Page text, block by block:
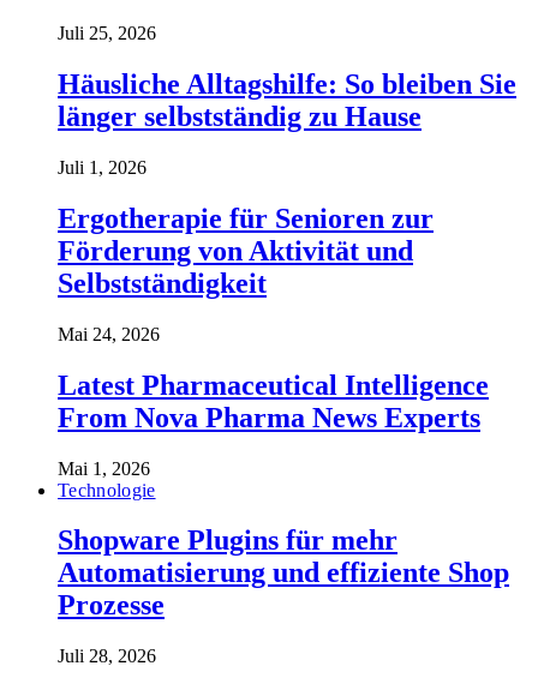
Juli 25, 2026
Häusliche Alltagshilfe: So bleiben Sie
länger selbstständig zu Hause
Juli 1, 2026
Ergotherapie für Senioren zur
Förderung von Aktivität und
Selbstständigkeit
Mai 24, 2026
Latest Pharmaceutical Intelligence
From Nova Pharma News Experts
Mai 1, 2026
Technologie
Shopware Plugins für mehr
Automatisierung und effiziente Shop
Prozesse
Juli 28, 2026